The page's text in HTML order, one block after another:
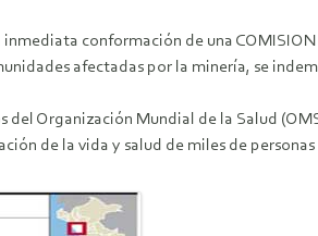
inmediata conformación de una
afectadas por la minería, se
Organización Mundial de la Salud
de la vida y salud de miles de